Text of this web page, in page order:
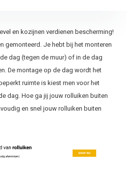
en kozijnen verdienen bescherming!
gemonteerd. Je hebt bij het monteren
dag (tegen de muur) of in de dag
De montage op de dag wordt het
ruimte is kiest men voor het
dag. Hoe ga jij jouw rolluiken buiten
en snel jouw rolluiken buiten